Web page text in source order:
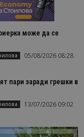
може да се
05/08/2026 08:28
пари заради грешки в
13/07/2026 09:02